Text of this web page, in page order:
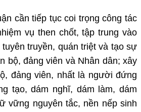
cần tiếp tục coi trọng công tác
vụ then chốt, tập trung vào
truyền, quán triệt và tạo sự
bộ, đảng viên và Nhân dân; xây
đảng viên, nhất là người đứng
tạo, dám nghĩ, dám làm, dám
vững nguyên tắc, nền nếp sinh